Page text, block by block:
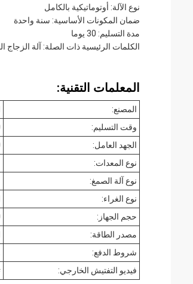
نوع الآلة: أوتوماتيكية بالكامل
ضمان المكونات الأساسية: سنة واحدة
مدة التسليم: 30 يوما
الكلمات الرئيسية ذات الصلة: آلة الزجاج
المعلمات التقنية:
المصنع:
وقت التسليم:
الجهد العامل:
نوع المعدات:
نوع آلة الصمغ:
نوع الغراء:
حجم الجهاز:
مصدر الطاقة:
شروط الدفع:
فيديو التفتيش الخارجي: